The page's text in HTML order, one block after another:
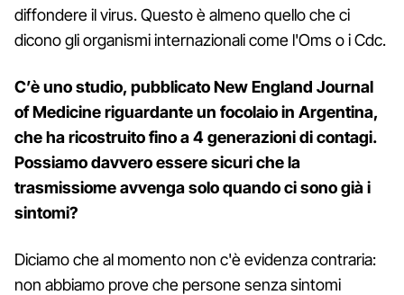
diffondere il virus. Questo è almeno quello che ci
dicono gli organismi internazionali come l'Oms o i Cdc.
C’è uno studio, pubblicato New England Journal
of Medicine riguardante un focolaio in Argentina,
che ha ricostruito fino a 4 generazioni di contagi.
Possiamo davvero essere sicuri che la
trasmissiome avvenga solo quando ci sono già i
sintomi?
Diciamo che al momento non c'è evidenza contraria:
non abbiamo prove che persone senza sintomi